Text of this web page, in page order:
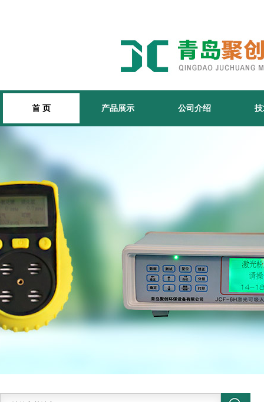
首 页 产品展示 公司介绍